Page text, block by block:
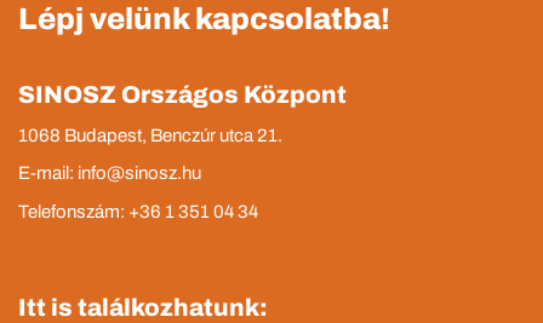
Lépj velünk kapcsolatba!
SINOSZ Országos Központ
1068 Budapest, Benczúr utca 21.
E-mail: info@sinosz.hu
Telefonszám: +36 1 351 04 34
Itt is találkozhatunk: